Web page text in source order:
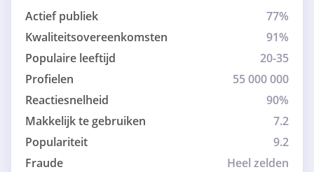
Actief publiek
77%
Kwaliteitsovereenkomsten
91%
Populaire leeftijd
20-35
Profielen
55 000 000
Reactiesnelheid
90%
Makkelijk te gebruiken
7.2
Populariteit
9.2
Fraude
Heel zelden